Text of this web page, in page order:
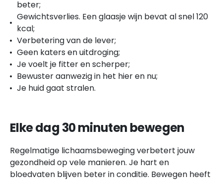
beter;
Gewichtsverlies. Een glaasje wijn bevat al snel 120
kcal;
Verbetering van de lever;
Geen katers en uitdroging;
Je voelt je fitter en scherper;
Bewuster aanwezig in het hier en nu;
Je huid gaat stralen.
Elke dag 30 minuten bewegen
Regelmatige lichaamsbeweging verbetert jouw
gezondheid op vele manieren. Je hart en
bloedvaten blijven beter in conditie. Bewegen heeft